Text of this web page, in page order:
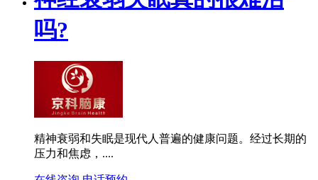
吗?
精神衰弱和失眠是现代人普遍的健康问题。经过长期的
压力和焦虑，....